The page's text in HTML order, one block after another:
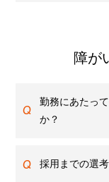
障が
Q
勤務にあたっ
か？
Q 採用までの選